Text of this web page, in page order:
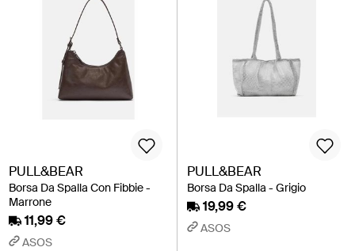
PULL&BEAR
Borsa Da Spalla Con Fibbie -
Marrone
11,99 €
ASOS
PULL&BEAR
Borsa Da Spalla - Grigio
19,99 €
ASOS